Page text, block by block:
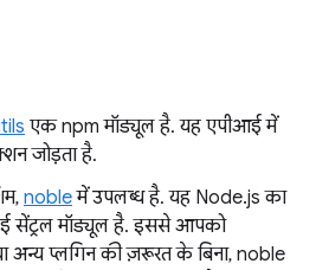
एक npm मॉड्यूल है. यह एपीआई में
जोड़ता है.
nobleमें उपलब्ध है. यह Node.js का
सेंट्रल मॉड्यूल है. इससे आपको
अन्य प्लगिन की ज़रूरत के बिना, noble